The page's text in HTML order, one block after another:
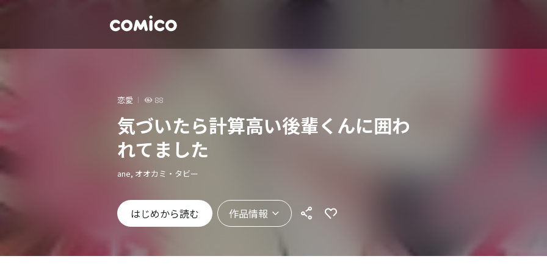
恋愛 88
気づいたら計算高い後輩くんに囲わ
れてました
ane, オオカミ・タビー
はじめから読む 作品情報